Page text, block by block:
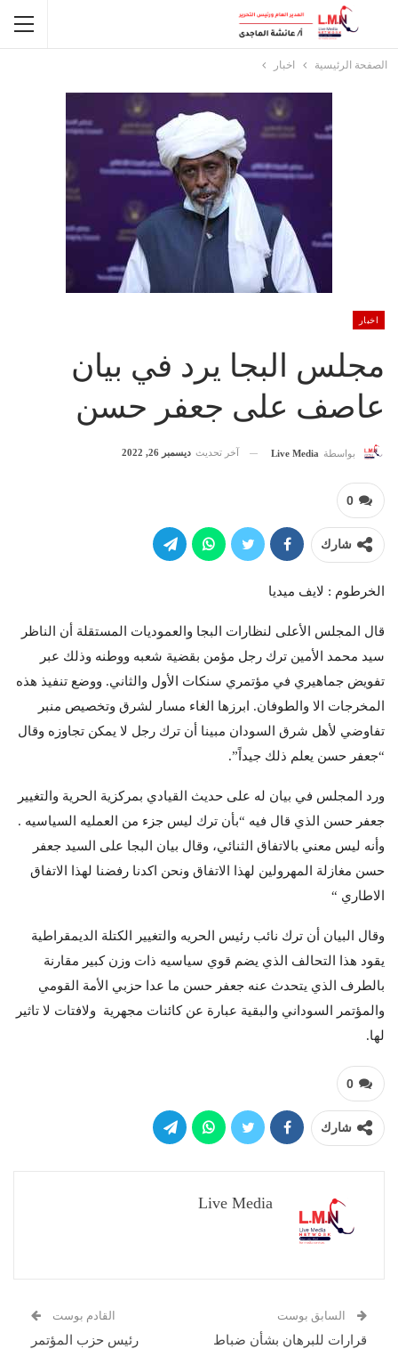
الصفحة الرئيسية اخبار
اخبار
مجلس البجا يرد في بيان
عاصف على جعفر حسن
بواسطة Live Media آخر تحديث ديسمبر 26, 2022
0
شارك
الخرطوم : لايف ميديا
قال المجلس الأعلى لنظارات البجا والعموديات المستقلة أن الناظر
سيد محمد الأمين ترك رجل مؤمن بقضية شعبه ووطنه وذلك عبر
تفويض جماهيري في مؤتمري سنكات الأول والثاني. ووضع تنفيذ هذه
المخرجات الا والطوفان. ابرزها الغاء مسار لشرق وتخصيص منبر
تفاوضي لأهل شرق السودان مبينا أن ترك رجل لا يمكن تجاوزه وقال
“جعفر حسن يعلم ذلك جيداً”.
ورد المجلس في بيان له على حديث القيادي بمركزية الحرية والتغيير
جعفر حسن الذي قال فيه “بأن ترك ليس جزء من العمليه السياسيه .
وأنه ليس معني بالاتفاق الثنائي، وقال بيان البجا على السيد جعفر
حسن مغازلة المهرولين لهذا الاتفاق ونحن اكدنا رفضنا لهذا الاتفاق
الاطاري “
وقال البيان أن ترك نائب رئيس الحريه والتغيير الكتلة الديمقراطية
يقود هذا التحالف الذي يضم قوي سياسيه ذات وزن كبير مقارنة
بالطرف الذي يتحدث عنه جعفر حسن ما عدا حزبي الأمة القومي
والمؤتمر السوداني والبقية عبارة عن كائنات مجهرية ولافتات لا تاثير
لها.
0
شارك
Live Media
السابق بوست
قرارات للبرهان بشأن ضباط
القادم بوست
رئيس حزب المؤتمر